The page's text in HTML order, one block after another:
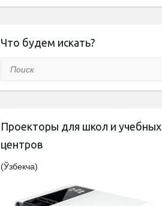
Что будем искать?
Поиск
Проекторы для школ и учебных
центров
(Ўзбекча)